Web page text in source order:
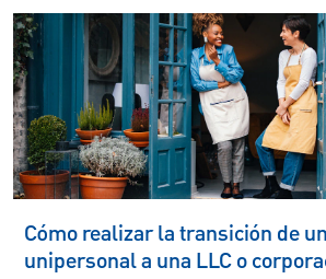
Cómo realizar la transición de
unipersonal a una LLC o